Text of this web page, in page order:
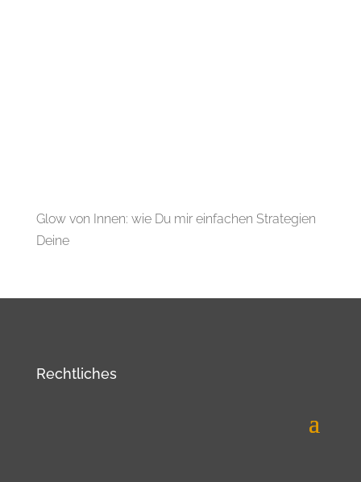
Glow von Innen: wie Du mir einfachen Strategien
Deine
Rechtliches